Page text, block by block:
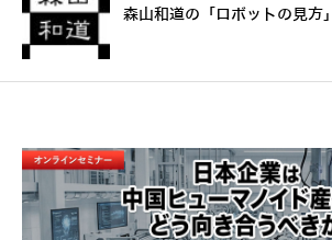
森山和道の「ロボットの見方」